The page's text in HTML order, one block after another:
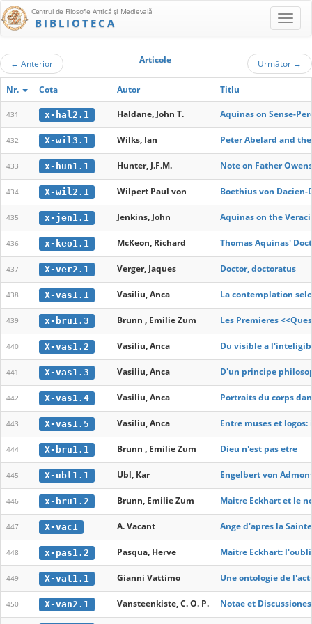
Centrul de Filosofie Antică şi Medievală
BIBLIOTECA
← Anterior Articole Următor →
Nr. Cota Autor Titlu
431 x-hal2.1 Haldane, John T. Aquinas on Sense-
432 X-wil3.1 Wilks, Ian Peter Abelard and
433 x-hun1.1 Hunter, J.F.M. Note on Father
434 X-wil2.1 Wilpert Paul von Boethius von
435 x-jen1.1 Jenkins, John Aquinas on the
436 x-keo1.1 McKeon, Richard Thomas Aquinas'
437 X-ver2.1 Verger, Jaques Doctor, doctoratus
438 X-vas1.1 Vasiliu, Anca La contemplation
439 x-bru1.3 Brunn , Emilie Zum Les Premieres
440 X-vas1.2 Vasiliu, Anca Du visible a
441 X-vas1.3 Vasiliu, Anca D'un principe
442 X-vas1.4 Vasiliu, Anca Portraits du corps
443 X-vas1.5 Vasiliu, Anca Entre muses et
444 X-bru1.1 Brunn , Emilie Zum Dieu n'est pas etre
445 X-ubl1.1 Ubl, Kar Engelbert von
446 x-bru1.2 Brunn, Emilie Zum Maitre Eckhart et le
447 X-vac1 A. Vacant Ange d'apres la
448 x-pas1.2 Pasqua, Herve Maitre Eckhart:
449 X-vat1.1 Gianni Vattimo Une ontologie de
450 X-van2.1 Vansteenkiste, C. O. P. Notae et Discussiones